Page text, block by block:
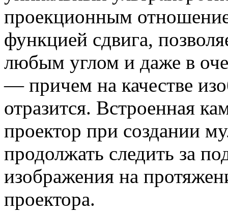
проекционным
функцией сдвига,
любым углом и даже в
— причем на качестве
отразится. Встроенная
проектор при создании
продолжать следить за
изображения на
проектора.